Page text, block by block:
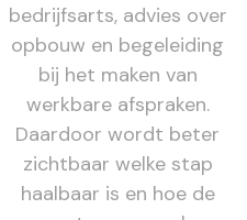
bedrijfsarts, advies over
opbouw en begeleiding
bij het maken van
werkbare afspraken.
Daardoor wordt beter
zichtbaar welke stap
haalbaar is en hoe de